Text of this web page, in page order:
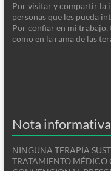
Por visitar y compartir la
personas que les pueda
Por confiar en mi trabajo,
como en la rama de las
Nota informativa
NINGUNA TERAPIA
TRATAMIENTO MÉDICO